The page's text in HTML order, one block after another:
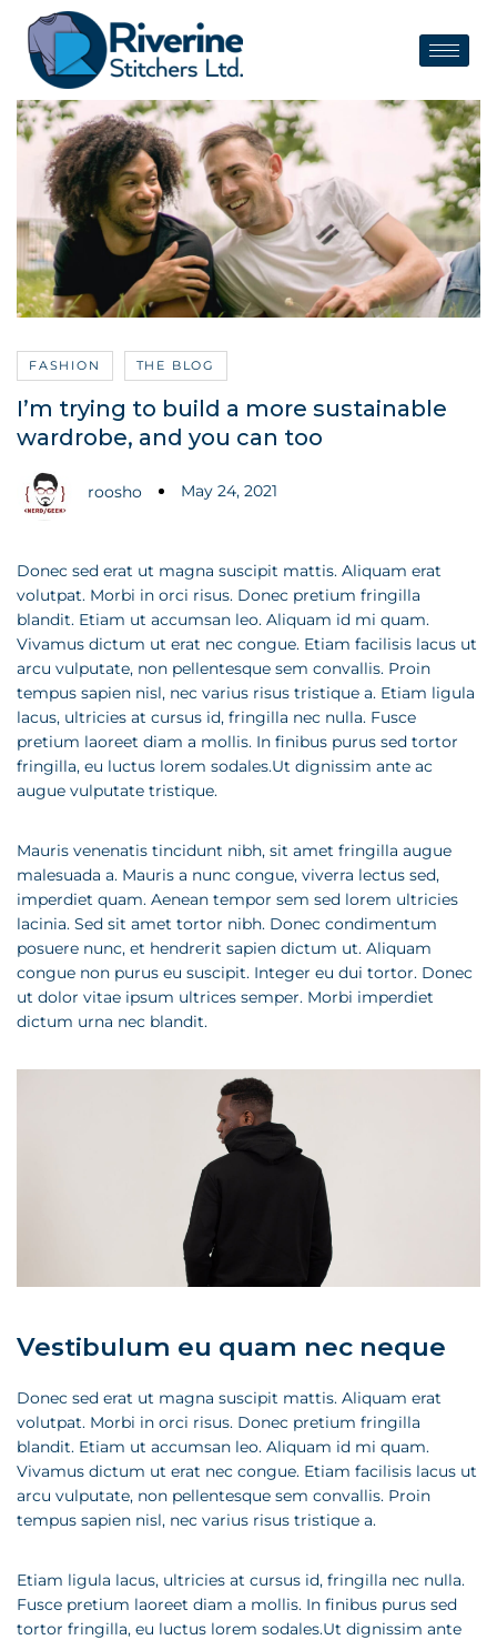
FASHION THE BLOG
I’m trying to build a more sustainable
wardrobe, and you can too
roosho May 24, 2021
Donec sed erat ut magna suscipit mattis. Aliquam erat
volutpat. Morbi in orci risus. Donec pretium fringilla
blandit. Etiam ut accumsan leo. Aliquam id mi quam.
Vivamus dictum ut erat nec congue. Etiam facilisis lacus ut
arcu vulputate, non pellentesque sem convallis. Proin
tempus sapien nisl, nec varius risus tristique a. Etiam ligula
lacus, ultricies at cursus id, fringilla nec nulla. Fusce
pretium laoreet diam a mollis. In finibus purus sed tortor
fringilla, eu luctus lorem sodales.Ut dignissim ante ac
augue vulputate tristique.
Mauris venenatis tincidunt nibh, sit amet fringilla augue
malesuada a. Mauris a nunc congue, viverra lectus sed,
imperdiet quam. Aenean tempor sem sed lorem ultricies
lacinia. Sed sit amet tortor nibh. Donec condimentum
posuere nunc, et hendrerit sapien dictum ut. Aliquam
congue non purus eu suscipit. Integer eu dui tortor. Donec
ut dolor vitae ipsum ultrices semper. Morbi imperdiet
dictum urna nec blandit.
Vestibulum eu quam nec neque
Donec sed erat ut magna suscipit mattis. Aliquam erat
volutpat. Morbi in orci risus. Donec pretium fringilla
blandit. Etiam ut accumsan leo. Aliquam id mi quam.
Vivamus dictum ut erat nec congue. Etiam facilisis lacus ut
arcu vulputate, non pellentesque sem convallis. Proin
tempus sapien nisl, nec varius risus tristique a.
Etiam ligula lacus, ultricies at cursus id, fringilla nec nulla.
Fusce pretium laoreet diam a mollis. In finibus purus sed
tortor fringilla, eu luctus lorem sodales.Ut dignissim ante